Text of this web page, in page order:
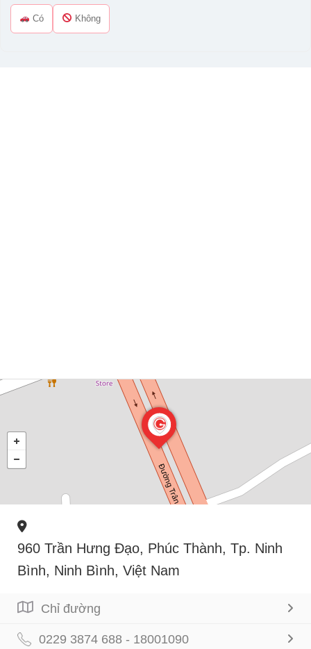
Có Không
960 Trần Hưng Đạo, Phúc Thành, Tp. Ninh
Bình, Ninh Bình, Việt Nam
Chỉ đường
0229 3874 688 - 18001090